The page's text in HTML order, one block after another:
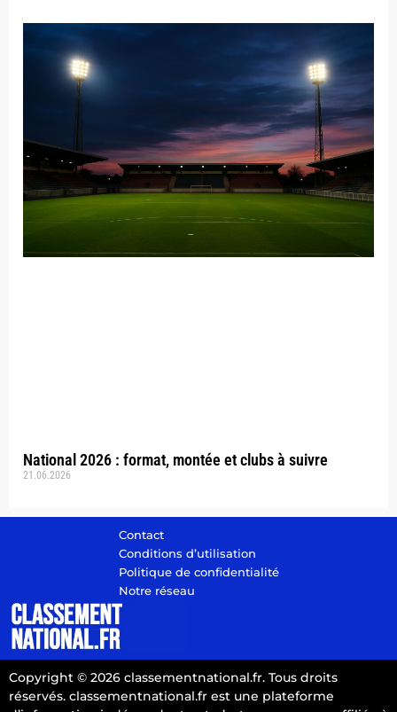
National 2026 : format, montée et clubs à suivre
21.06.2026
Contact
Conditions d’utilisation
Politique de confidentialité
Notre réseau
Copyright © 2026 classementnational.fr. Tous droits
réservés. classementnational.fr est une plateforme